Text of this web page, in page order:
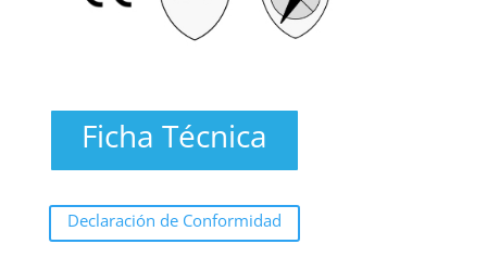
Ficha Técnica
Declaración de Conformidad